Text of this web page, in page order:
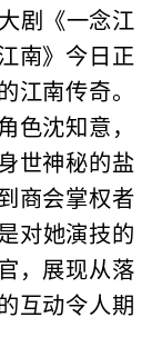
剧《一念江
南》今日正
南传奇。
色沈知意，
世神秘的盐
商会掌权者
对她演技的
，展现从落
互动令人期